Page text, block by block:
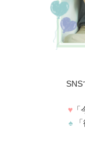
SNS
♥
♠「